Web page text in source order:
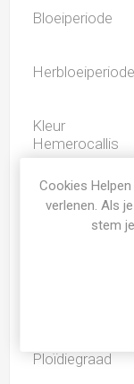
Bloeiperiode
Herbloeiperiode
Kleur
Hemerocallis
Spider
Ploïdiegraad
Cookies
verlenen. Als
stem